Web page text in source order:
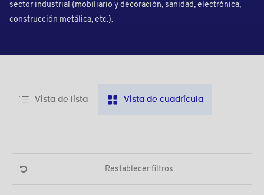
sector industrial (mobiliario y decoración, sanidad, electrónica,
construcción metálica, etc.).
Vista de lista Vista de cuadrícula
Restablecer filtros